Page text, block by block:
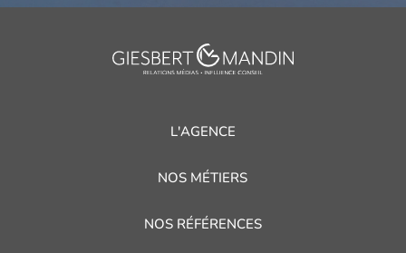
L'AGENCE
NOS MÉTIERS
NOS RÉFÉRENCES